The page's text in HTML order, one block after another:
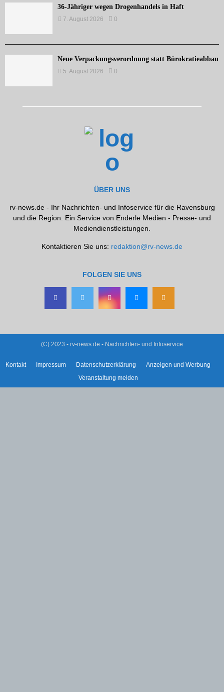
36-Jähriger wegen Drogenhandels in Haft
7. August 2026 0
Neue Verpackungsverordnung statt Bürokratieabbau
5. August 2026 0
ÜBER UNS
rv-news.de - Ihr Nachrichten- und Infoservice für die Ravensburg
und die Region. Ein Service von Enderle Medien - Presse- und
Mediendienstleistungen.
Kontaktieren Sie uns: redaktion@rv-news.de
FOLGEN SIE UNS
(C) 2023 - rv-news.de - Nachrichten- und Infoservice
Kontakt Impressum Datenschutzerklärung
Anzeigen und Werbung
Veranstaltung melden